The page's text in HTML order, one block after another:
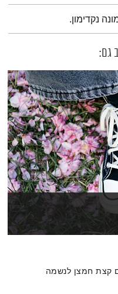
נקדימון.
גם:
קצת חמצן לנשמה